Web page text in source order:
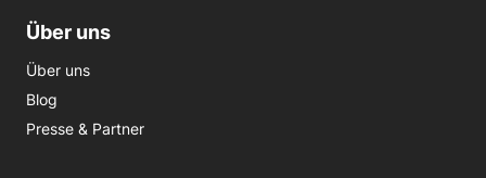
Über uns
Über uns
Blog
Presse & Partner